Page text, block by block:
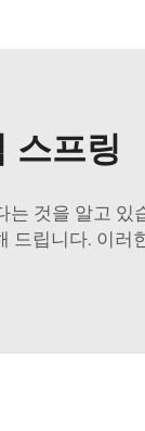
스프링
것을 알고 있
드립니다. 이러